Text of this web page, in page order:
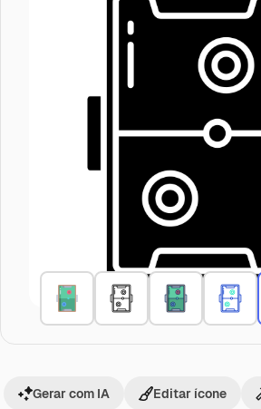
Gerar com IA Editar ícone